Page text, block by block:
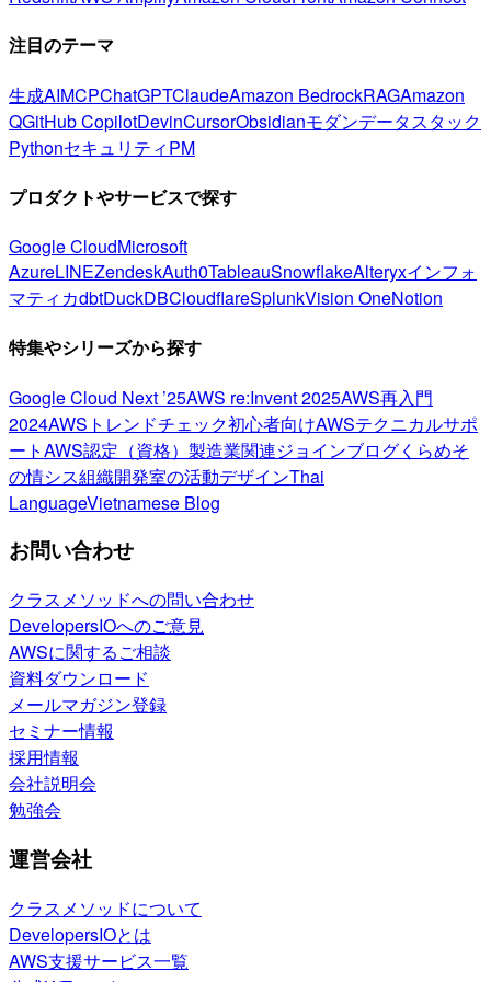
注目のテーマ
生成AIMCPChatGPTClaudeAmazon BedrockRAGAmazon
QGitHub CopilotDevinCursorObsidianモダンデータスタック
PythonセキュリティPM
プロダクトやサービスで探す
Google CloudMicrosoft
AzureLINEZendeskAuth0TableauSnowflakeAlteryxインフォ
マティカdbtDuckDBCloudflareSplunkVision OneNotion
特集やシリーズから探す
Google Cloud Next ’25AWS re:Invent 2025AWS再入門
2024AWSトレンドチェック初心者向けAWSテクニカルサポ
ートAWS認定（資格） 製造業関連ジョインブログくらめそ
の情シス組織開発室の活動デザインThai
LanguageVietnamese Blog
お問い合わせ
クラスメソッドへの問い合わせ
DevelopersIOへのご意見
AWSに関するご相談
資料ダウンロード
メールマガジン登録
セミナー情報
採用情報
会社説明会
勉強会
運営会社
クラスメソッドについて
DevelopersIOとは
AWS支援サービス一覧